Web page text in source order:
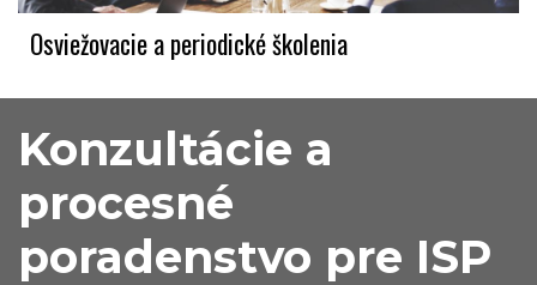
Osviežovacie a periodické školenia
Konzultácie a
procesné
poradenstvo pre ISP